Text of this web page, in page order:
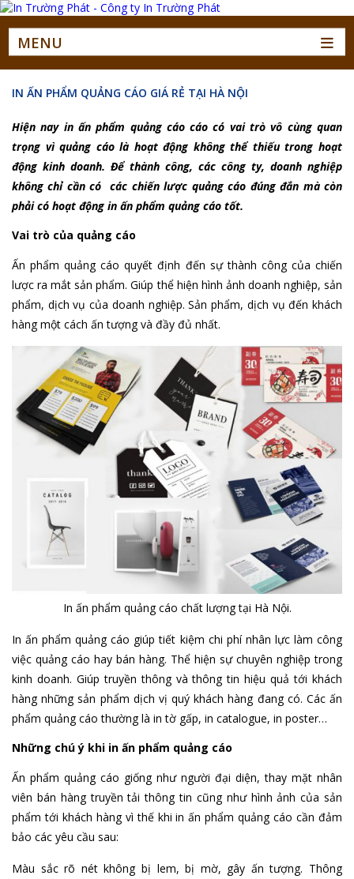
MENU
IN ẤN PHẨM QUẢNG CÁO GIÁ RẺ TẠI HÀ NỘI
Hiện nay in ấn phẩm quảng cáo cáo có vai trò vô cùng quan
trọng vì quảng cáo là hoạt động không thể thiếu trong hoạt
động kinh doanh. Để thành công, các công ty, doanh nghiệp
không chỉ cần có các chiến lược quảng cáo đúng đắn mà còn
phải có hoạt động in ấn phẩm quảng cáo tốt.
Vai trò của quảng cáo
Ấn phẩm quảng cáo quyết định đến sự thành công của chiến
lược ra mắt sản phẩm. Giúp thể hiện hình ảnh doanh nghiệp, sản
phẩm, dịch vụ của doanh nghiệp. Sản phẩm, dịch vụ đến khách
hàng một cách ấn tượng và đầy đủ nhất.
In ấn phẩm quảng cáo chất lượng tại Hà Nội.
In ấn phẩm quảng cáo giúp tiết kiệm chi phí nhân lực làm công
việc quảng cáo hay bán hàng. Thể hiện sự chuyên nghiệp trong
kinh doanh. Giúp truyền thông và thông tin hiệu quả tới khách
hàng những sản phẩm dịch vị quý khách hàng đang có. Các ấn
phẩm quảng cáo thường là in tờ gấp, in catalogue, in poster…
Những chú ý khi in ấn phẩm quảng cáo
Ấn phẩm quảng cáo giống như người đại diện, thay mặt nhân
viên bán hàng truyền tải thông tin cũng như hình ảnh của sản
phẩm tới khách hàng vì thế khi in ấn phẩm quảng cáo cần đảm
bảo các yêu cầu sau:
Màu sắc rõ nét không bị lem, bị mờ, gây ấn tượng. Thông